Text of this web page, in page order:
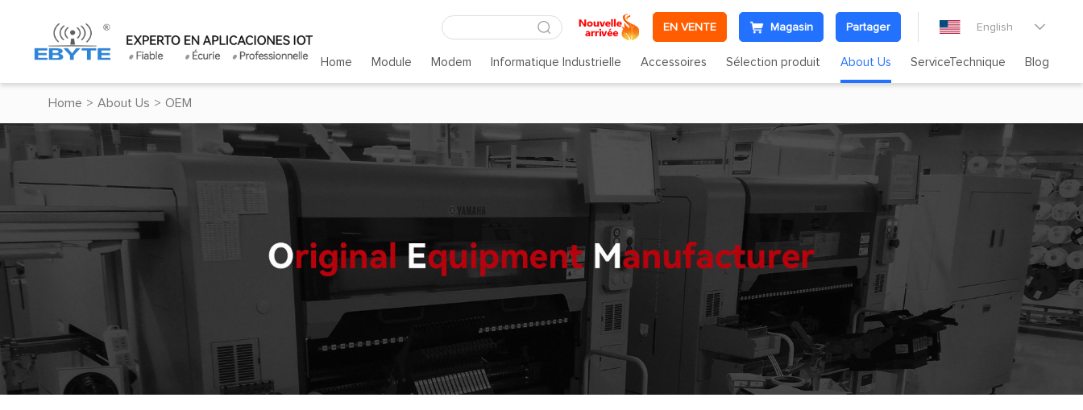
EN VENTE Magasin Partager English 
Home Module Modem Informatique Industrielle Accessoires Sélection produit About Us ServiceTechnique Blog
Home > About Us > OEM